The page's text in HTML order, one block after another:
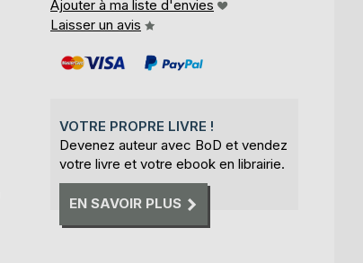
Ajouter à ma liste d'envies
Laisser un avis
VOTRE PROPRE LIVRE !
Devenez auteur avec BoD et vendez
votre livre et votre ebook en librairie.
EN SAVOIR PLUS